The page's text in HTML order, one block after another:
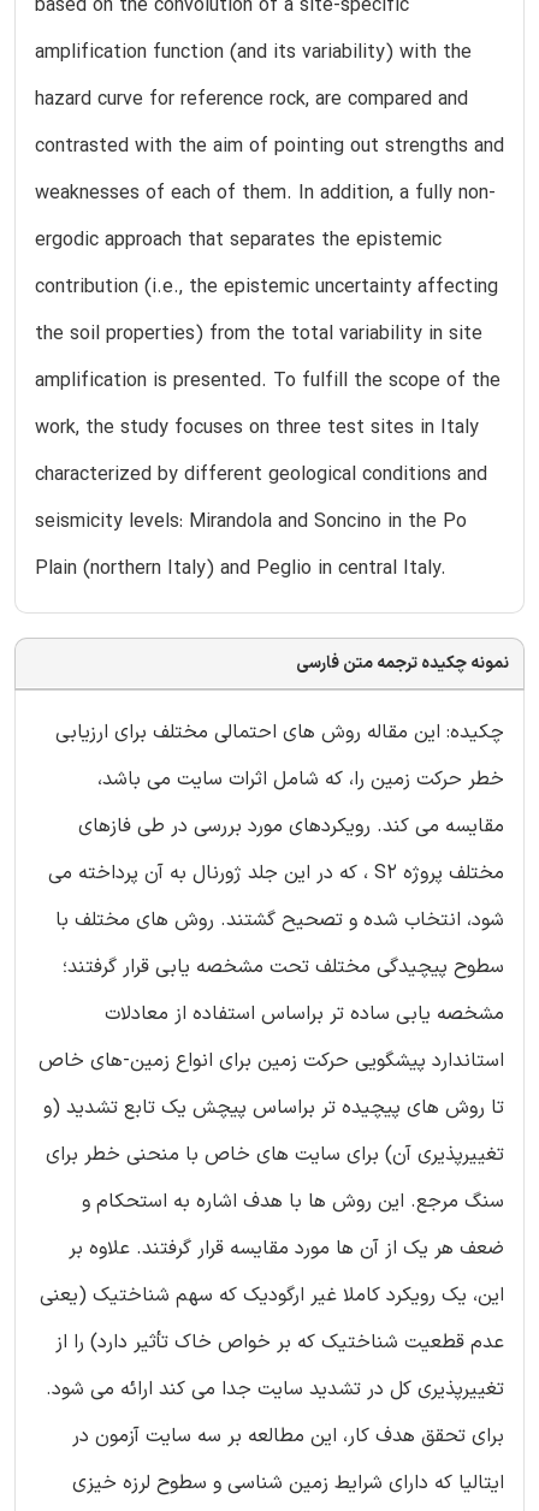
based on the convolution of a site-specific
amplification function (and its variability) with the
hazard curve for reference rock, are compared and
contrasted with the aim of pointing out strengths and
weaknesses of each of them. In addition, a fully non-
ergodic approach that separates the epistemic
contribution (i.e., the epistemic uncertainty affecting
the soil properties) from the total variability in site
amplification is presented. To fulfill the scope of the
work, the study focuses on three test sites in Italy
characterized by different geological conditions and
seismicity levels: Mirandola and Soncino in the Po
Plain (northern Italy) and Peglio in central Italy.
نمونه چکیده ترجمه متن فارسی
چکیده: این مقاله روش های احتمالی مختلف برای ارزیابی
خطر حرکت زمین را، که شامل اثرات سایت می باشد،
مقایسه می کند. رویکردهای مورد بررسی در طی فازهای
مختلف پروژه S2 ، که در این جلد ژورنال به آن پرداخته می
شود، انتخاب شده و تصحیح گشتند. روش های مختلف با
سطوح پیچیدگی مختلف تحت مشخصه یابی قرار گرفتند؛
مشخصه یابی ساده تر براساس استفاده از معادلات
استاندارد پیشگویی حرکت زمین برای انواع زمین-های خاص
تا روش های پیچیده تر براساس پیچش یک تابع تشدید (و
تغییرپذیری آن) برای سایت های خاص با منحنی خطر برای
سنگ مرجع. این روش ها با هدف اشاره به استحکام و
ضعف هر یک از آن ها مورد مقایسه قرار گرفتند. علاوه بر
این، یک رویکرد کاملا غیر ارگودیک که سهم شناختیک (یعنی
عدم قطعیت شناختیک که بر خواص خاک تأثیر دارد) را از
تغییرپذیری کل در تشدید سایت جدا می کند ارائه می شود.
برای تحقق هدف کار، این مطالعه بر سه سایت آزمون در
ایتالیا که دارای شرایط زمین شناسی و سطوح لرزه خیزی